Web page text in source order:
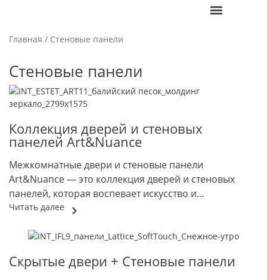
Главная / Стеновые панели
Стеновые панели
Коллекция дверей и стеновых
панелей Art&Nuance
Межкомнатные двери и стеновые панели
Art&Nuance — это коллекция дверей и стеновых
панелей, которая воспевает искусство и
утонченность деталей. Дизайн основан на
цельном полотне методом фрезеровки. Рельеф
увеличивают высоту потолков и придают глубину
Читать далее
Скрытые двери + Стеновые панели